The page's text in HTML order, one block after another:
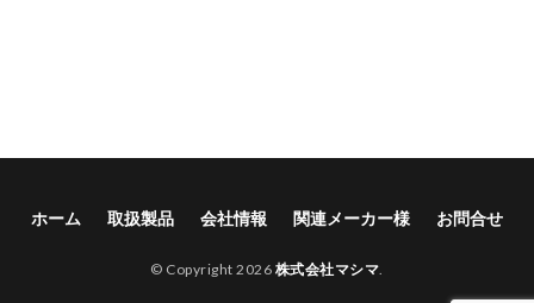
ホーム 取扱製品 会社情報 関連メーカー様 お問合せ
© Copyright 2026 株式会社マシマ